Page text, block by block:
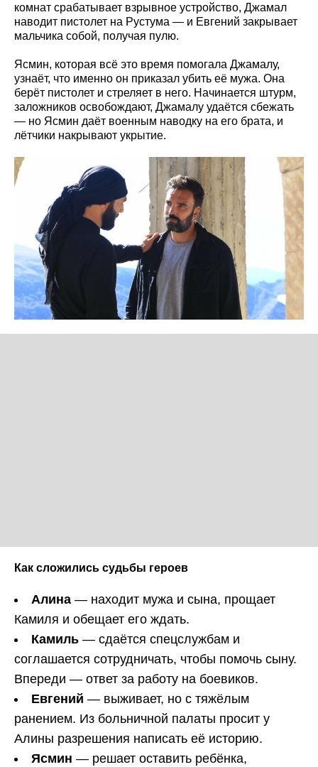
комнат срабатывает взрывное устройство, Джамал
наводит пистолет на Рустума — и Евгений закрывает
мальчика собой, получая пулю.
Ясмин, которая всё это время помогала Джамалу,
узнаёт, что именно он приказал убить её мужа. Она
берёт пистолет и стреляет в него. Начинается штурм,
заложников освобождают, Джамалу удаётся сбежать
— но Ясмин даёт военным наводку на его брата, и
лётчики накрывают укрытие.
Как сложились судьбы героев
Алина — находит мужа и сына, прощает
Камиля и обещает его ждать.
Камиль — сдаётся спецслужбам и
соглашается сотрудничать, чтобы помочь сыну.
Впереди — ответ за работу на боевиков.
Евгений — выживает, но с тяжёлым
ранением. Из больничной палаты просит у
Алины разрешения написать её историю.
Ясмин — решает оставить ребёнка,